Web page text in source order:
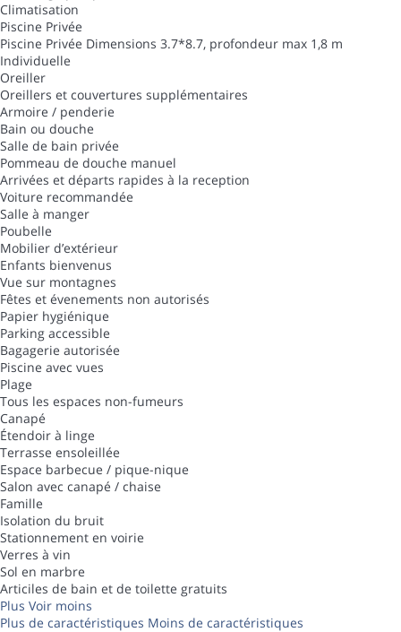
Climatisation
Piscine Privée
Piscine Privée Dimensions 3.7*8.7, profondeur max 1,8 m
Individuelle
Oreiller
Oreillers et couvertures supplémentaires
Armoire / penderie
Bain ou douche
Salle de bain privée
Pommeau de douche manuel
Arrivées et départs rapides à la reception
Voiture recommandée
Salle à manger
Poubelle
Mobilier d’extérieur
Enfants bienvenus
Vue sur montagnes
Fêtes et évenements non autorisés
Papier hygiénique
Parking accessible
Bagagerie autorisée
Piscine avec vues
Plage
Tous les espaces non-fumeurs
Canapé
Étendoir à linge
Terrasse ensoleillée
Espace barbecue / pique-nique
Salon avec canapé / chaise
Famille
Isolation du bruit
Stationnement en voirie
Verres à vin
Sol en marbre
Articiles de bain et de toilette gratuits
Plus Voir moins
Plus de caractéristiques Moins de caractéristiques